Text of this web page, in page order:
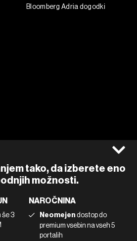
tako, da izberete eno
možnosti.
še 3
NAROČNINA
Neomejendostop do
premium vsebin na vseh 5
portalih
Bloomberg Adria dogodki
Instagram
Linkedin
Tiktok